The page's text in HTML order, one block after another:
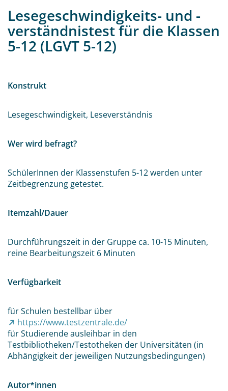
Lesegeschwindigkeits- und -
verständnistest für die Klassen
5-12 (LGVT 5-12)
Konstrukt
Lesegeschwindigkeit, Leseverständnis
Wer wird befragt?
SchülerInnen der Klassenstufen 5-12 werden unter
Zeitbegrenzung getestet.
Itemzahl/Dauer
Durchführungszeit in der Gruppe ca. 10-15 Minuten,
reine Bearbeitungszeit 6 Minuten
Verfügbarkeit
für Schulen bestellbar über
https://www.testzentrale.de/
für Studierende ausleihbar in den
Testbibliotheken/Testotheken der Universitäten (in
Abhängigkeit der jeweiligen Nutzungsbedingungen)
Autor*innen